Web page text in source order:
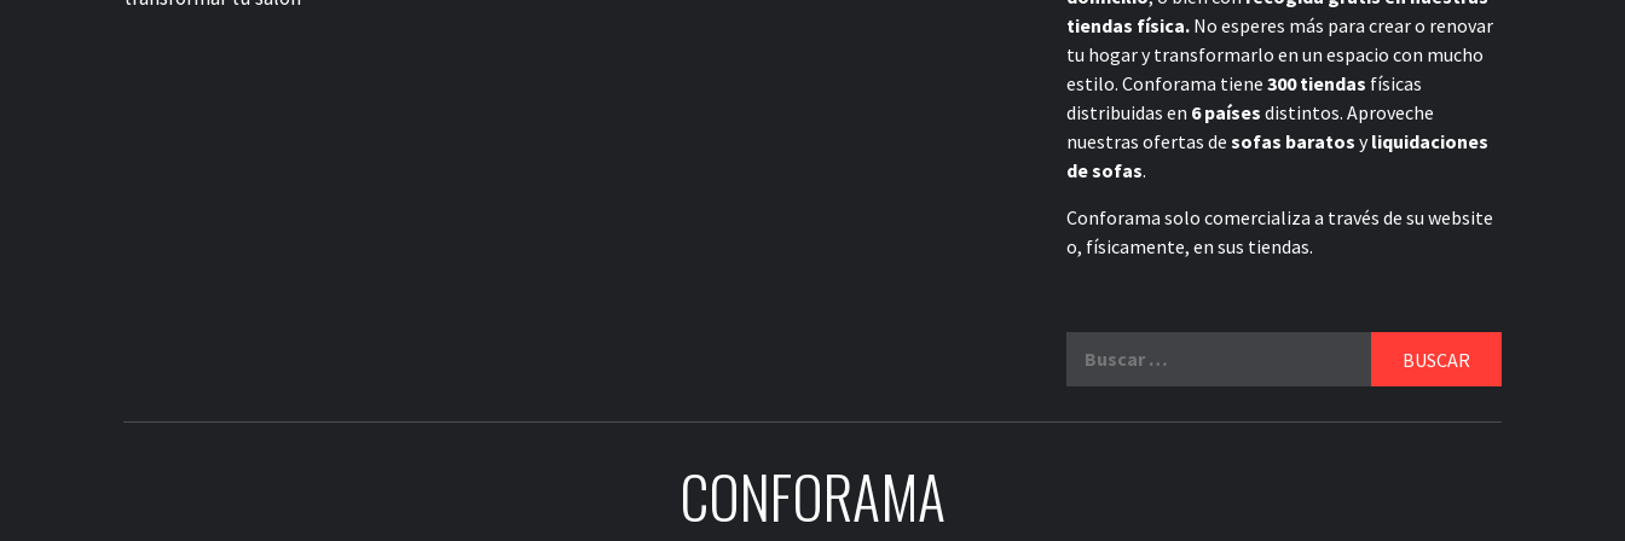
tiendas física. No esperes más para crear o renovar
tu hogar y transformarlo en un espacio con mucho
estilo. Conforama tiene 300 tiendas físicas
distribuidas en 6 países distintos. Aproveche
nuestras ofertas de sofas baratos yliquidaciones
de sofas.
Conforama solo comercializa a través de su website
o, físicamente, en sus tiendas.
CONFORAMA